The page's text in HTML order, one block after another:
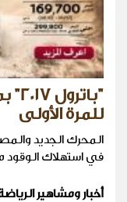
للمرة الأولى
المحرك الجديد
في استهلاك الوقود
أخبار ومشاهير